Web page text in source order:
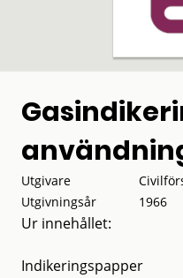
Utgivare
Utgivningsår
1966
Ur innehållet:
Indikeringspapper